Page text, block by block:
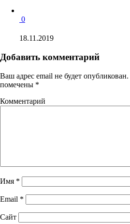
0
18.11.2019
Добавить комментарий
Ваш адрес email не будет опубликован.
помечены *
Комментарий
Имя *
Email *
Сайт